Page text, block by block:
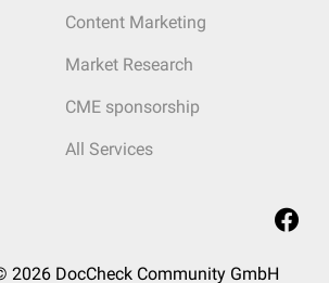
Content Marketing
Market Research
CME sponsorship
All Services
2026 DocCheck Community GmbH